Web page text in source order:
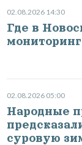
02.08.2026 14:30
Где в
мониторинг
02.08.2026 05:00
Народные
суровую